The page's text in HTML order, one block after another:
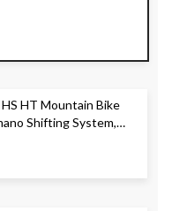
gris
HS HT Mountain Bike
Shifting System,